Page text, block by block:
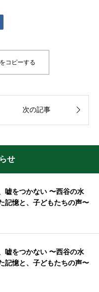
コピーする
次の記事 
せ
嘘をつかない 〜西谷の水
記憶と、子どもたちの声〜
嘘をつかない 〜西谷の水
記憶と、子どもたちの声〜